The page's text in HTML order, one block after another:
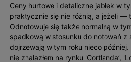
Ceny hurtowe i detaliczne jabłek w
praktycznie się nie różnią, a jeżeli —
Odnotowuje się także normalną w
spadkową w stosunku do notowań z
dojrzewają w tym roku nieco
nie znalazłem na rynku 'Cortlanda’,